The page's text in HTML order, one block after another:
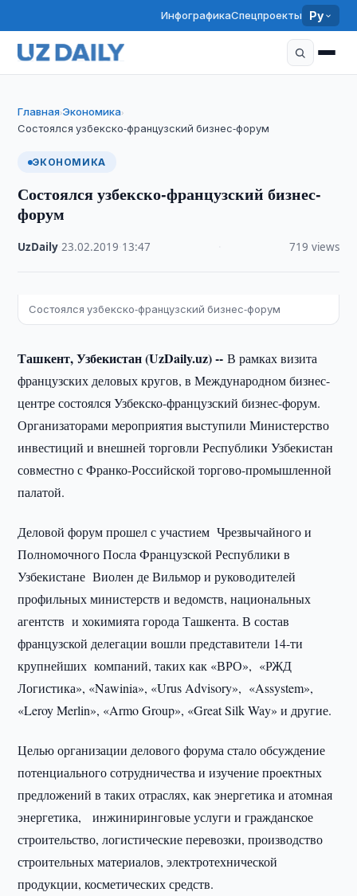
ИнфографикаСпецпроекты Ру
Главная›Экономика›
Состоялся узбекско-французский бизнес-форум
ЭКОНОМИКА
Состоялся узбекско-французский бизнес-
форум
UzDaily ·23.02.2019 13:47 719 views
Состоялся узбекско-французский бизнес-форум
Ташкент, Узбекистан (UzDaily.uz) --В рамках визита
французских деловых кругов, в Международном бизнес-
центре состоялся Узбекско-французский бизнес-форум.
Организаторами мероприятия выступили Министерство
инвестиций и внешней торговли Республики Узбекистан
совместно с Франко-Российской торгово-промышленной
палатой.
Деловой форум прошел с участием Чрезвычайного и
Полномочного Посла Французской Республики в
Узбекистане Виолен де Вильмор и руководителей
профильных министерств и ведомств, национальных
агентств и хокимията города Ташкента. В состав
французской делегации вошли представители 14-ти
крупнейших компаний, таких как «ВРО», «РЖД
Логистика», «Nawinia», «Urus Advisory», «Assystem»,
«Leroy Merlin», «Armo Group», «Great Silk Way» и другие.
Целью организации делового форума стало обсуждение
потенциального сотрудничества и изучение проектных
предложений в таких отраслях, как энергетика и атомная
энергетика, инжиниринговые услуги и гражданское
строительство, логистические перевозки, производство
строительных материалов, электротехнической
продукции, косметических средств.